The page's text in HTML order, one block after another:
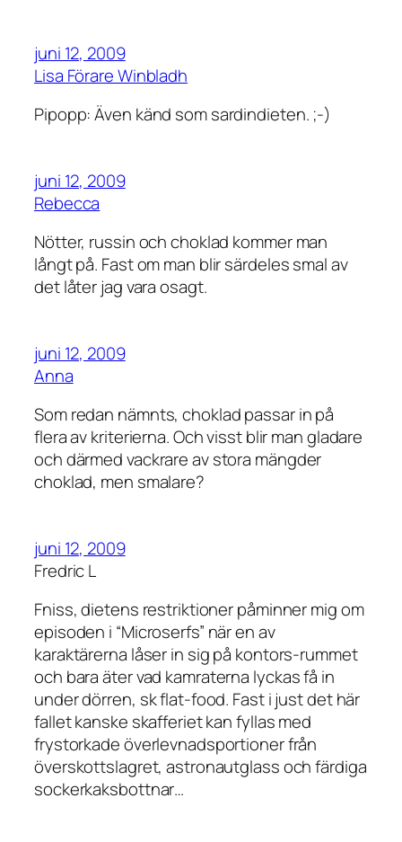
juni 12, 2009
Lisa Förare Winbladh
Pipopp: Även känd som sardindieten. ;-)
juni 12, 2009
Rebecca
Nötter, russin och choklad kommer man
långt på. Fast om man blir särdeles smal av
det låter jag vara osagt.
juni 12, 2009
Anna
Som redan nämnts, choklad passar in på
flera av kriterierna. Och visst blir man gladare
och därmed vackrare av stora mängder
choklad, men smalare?
juni 12, 2009
Fredric L
Fniss, dietens restriktioner påminner mig om
episoden i “Microserfs” när en av
karaktärerna låser in sig på kontors-rummet
och bara äter vad kamraterna lyckas få in
under dörren, sk flat-food. Fast i just det här
fallet kanske skafferiet kan fyllas med
frystorkade överlevnadsportioner från
överskottslagret, astronautglass och färdiga
sockerkaksbottnar…